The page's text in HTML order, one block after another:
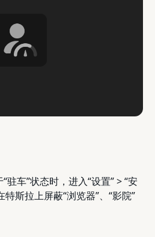
驻车”状态时，进入“设置” > “安
特斯拉上屏蔽“浏览器”、“影院”